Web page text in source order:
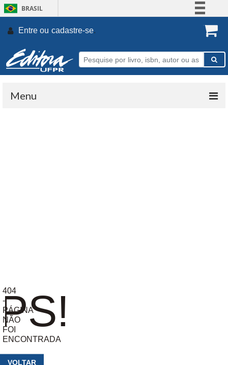
BRASIL
Participe
Entre ou cadastre-se.
Menu
404
-
PÁGINA
NÃO
FOI
ENCONTRADA
VOLTAR